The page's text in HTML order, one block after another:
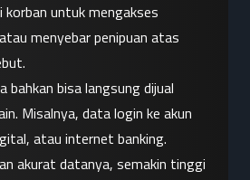
korban untuk mengakses
menyebar penipuan atas
bahkan bisa langsung dijual
Misalnya, data login ke akun
atau internet banking.
akurat datanya, semakin tinggi